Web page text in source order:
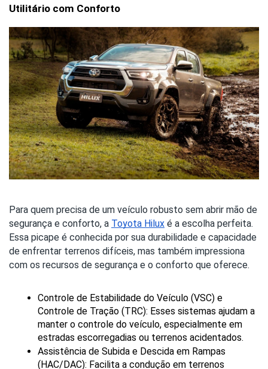
Utilitário com Conforto
Para quem precisa de um veículo robusto sem abrir mão de
segurança e conforto, a Toyota Hilux é a escolha perfeita.
Essa picape é conhecida por sua durabilidade e capacidade
de enfrentar terrenos difíceis, mas também impressiona
com os recursos de segurança e o conforto que oferece.
Controle de Estabilidade do Veículo (VSC) e
Controle de Tração (TRC): Esses sistemas ajudam a
manter o controle do veículo, especialmente em
estradas escorregadias ou terrenos acidentados.
Assistência de Subida e Descida em Rampas
(HAC/DAC): Facilita a condução em terrenos